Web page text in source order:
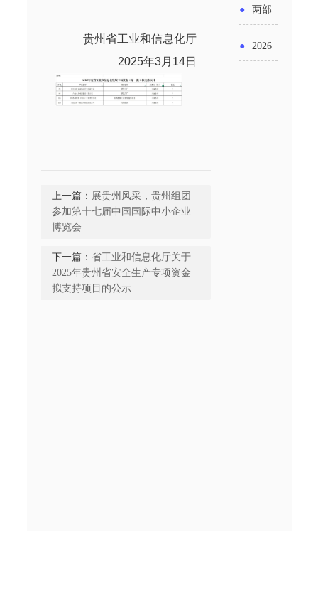
贵州省工业和信息化厅
2025年3月 14日
上一篇： 展贵州风采，贵州组团
参加第十七届中国国际中小企业
博览会
下一篇： 省工业和信息化厅关于
2025年贵州省安全生产专项资金
拟支持项目的公示
例新变
领域及
申报要
五”期间
支持科
务培育
● 两部
● 2026